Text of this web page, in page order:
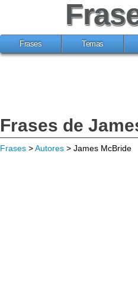
Frases Temas
Frases de
Frases >Autores > James McBride